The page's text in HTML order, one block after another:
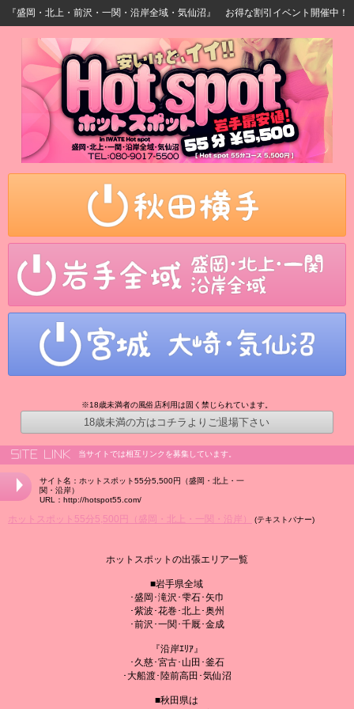
岡・北上・前沢・一関・沿岸全域・気仙沼』 お得な割引イベント開催中！
※18歳未満者の風俗店利用は固く禁じられています。
18歳未満の方はコチラよりご退場下さい
当サイトでは相互リンクを募集しています。
サイト名：ホットスポット55分5,500円（盛岡・北上・一
関・沿岸）
URL：http://hotspot55.com/
ホットスポット55分5,500円（盛岡・北上・一関・沿岸） (テキストバナー)
ホットスポットの出張エリア一覧
■岩手県全域
･盛岡･滝沢･雫石･矢巾
･紫波･花巻･北上･奥州
･前沢･一関･千厩･金成
『沿岸ｴﾘｱ』
･久慈･宮古･山田･釜石
･大船渡･陸前高田･気仙沼
■秋田県は